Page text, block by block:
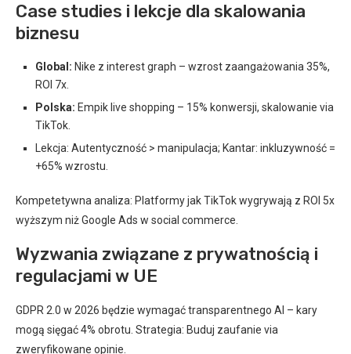
Case studies i lekcje dla skalowania
biznesu
Global: Nike z interest graph – wzrost zaangażowania 35%,
ROI 7x.
Polska: Empik live shopping – 15% konwersji, skalowanie via
TikTok.
Lekcja: Autentyczność > manipulacja; Kantar: inkluzywność =
+65% wzrostu.
Kompetetywna analiza: Platformy jak TikTok wygrywają z ROI 5x
wyższym niż Google Ads w social commerce.
Wyzwania związane z prywatnością i
regulacjami w UE
GDPR 2.0 w 2026 będzie wymagać transparentnego AI – kary
mogą sięgać 4% obrotu. Strategia: Buduj zaufanie via
zweryfikowane opinie.